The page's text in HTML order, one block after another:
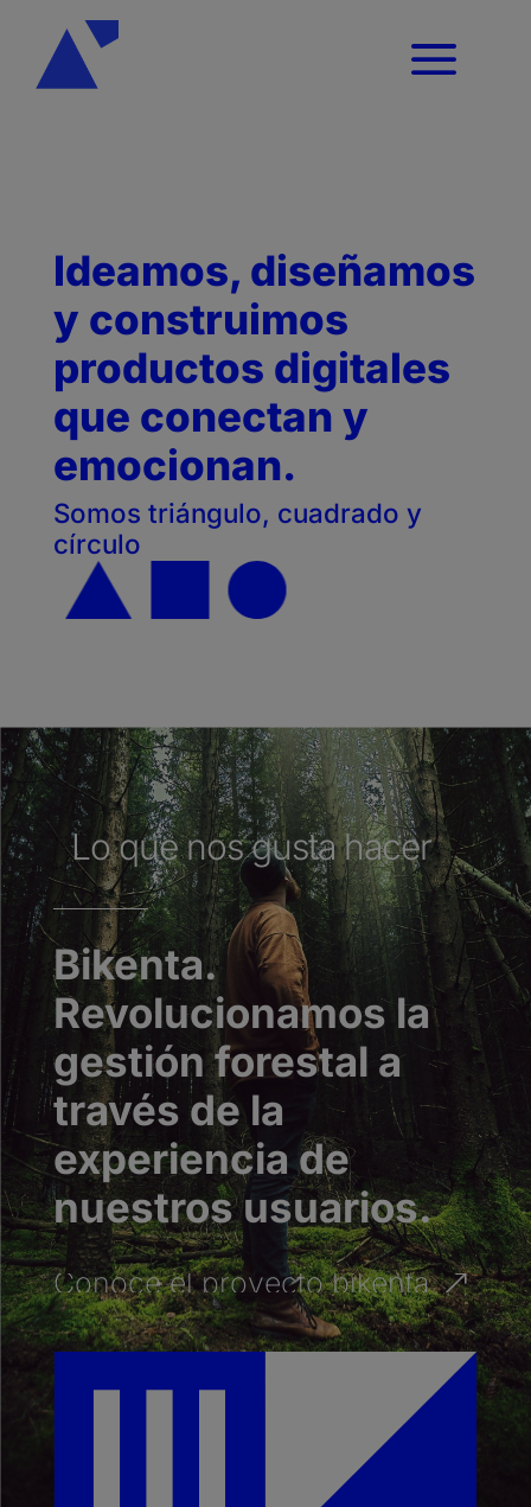
a
Ideamos, diseñamos
y construimos
productos digitales
que conectan y
emocionan.
Somos triángulo, cuadrado y
círculo
Lo que nos gusta hacer
Bikenta.
Revolucionamos la
gestión forestal a
través de la
experiencia de
nuestros usuarios.
Conoce el proyecto bikenta &